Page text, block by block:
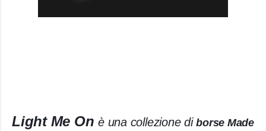
Light Me Onè una collezione diborse Made